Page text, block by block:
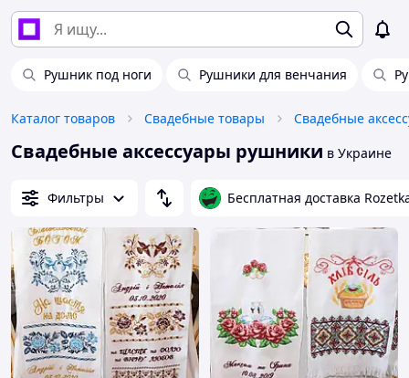
Рушник под ноги Рушники для венчания
Каталог товаров Свадебные товары Свадебные
Свадебные аксессуары рушники в Украине
Фильтры Бесплатная доставка